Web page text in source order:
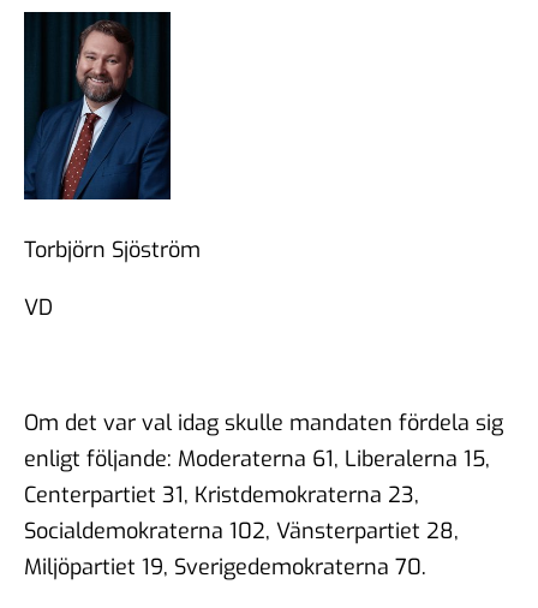
Torbjörn Sjöström
VD
Om det var val idag skulle mandaten fördela sig
enligt följande: Moderaterna 61, Liberalerna 15,
Centerpartiet 31, Kristdemokraterna 23,
Socialdemokraterna 102, Vänsterpartiet 28,
Miljöpartiet 19, Sverigedemokraterna 70.